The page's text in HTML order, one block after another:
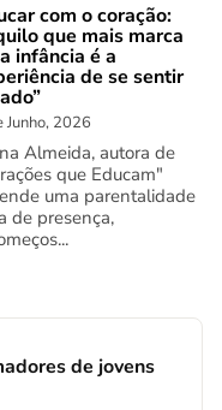
com o coração:
que mais marca
infância é a
de se sentir
Junho, 2026
Almeida, autora de
que Educam"
uma parentalidade
de presença,
de jovens